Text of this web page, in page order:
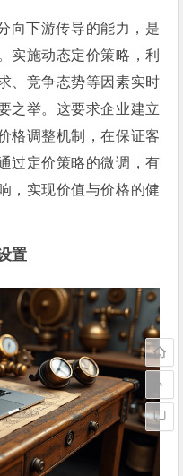
向下游传导的能力，是
实施动态定价策略，利
、竞争态势等因素实时
之举。这要求企业建立
格调整机制，在保证客
过定价策略的微调，有
，实现价值与价格的健
置